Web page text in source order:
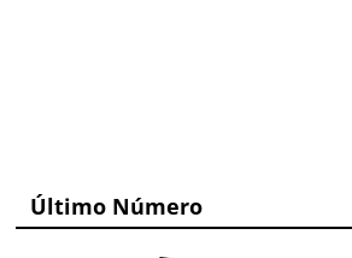
Último Número